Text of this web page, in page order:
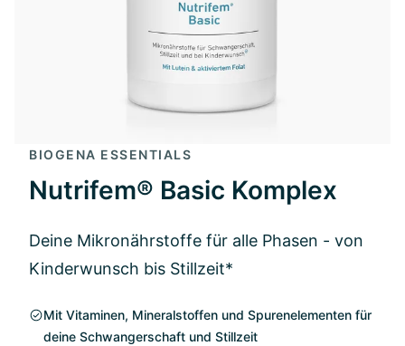
BIOGENA ESSENTIALS
Nutrifem® Basic Komplex
Deine Mikronährstoffe für alle Phasen - von
Kinderwunsch bis Stillzeit*
Mit Vitaminen, Mineralstoffen und Spurenelementen für
deine Schwangerschaft und Stillzeit